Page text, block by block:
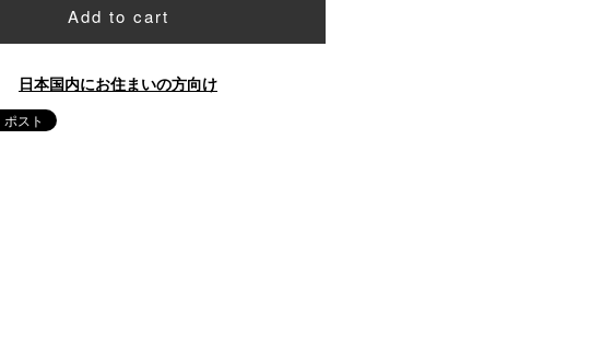
Add to cart
日本国内にお住まいの方向け